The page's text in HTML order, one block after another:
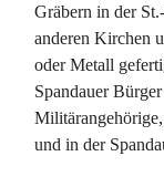
Gräbern in der
anderen Kirchen
oder Metall
Spandauer
und in der